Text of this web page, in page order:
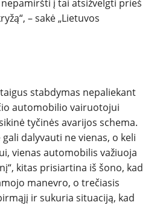
į tai atsižvelgti prieš
– sakė „Lietuvos
stabdymas nepaliekant
automobilio vairuotojui
tyčinės avarijos schema.
dalyvauti ne vienas, o keli
vienas automobilis važiuoja
kitas prisiartina iš šono, kad
manevro, o trečiasis
ir sukuria situaciją, kad